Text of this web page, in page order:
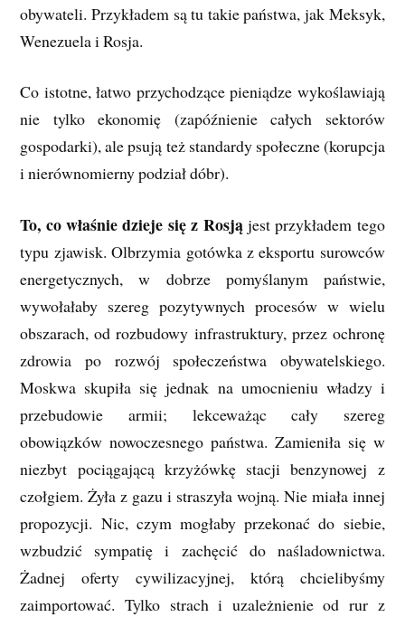
obywateli. Przykładem są tu takie państwa, jak Meksyk,
Wenezuela i Rosja.
Co istotne, łatwo przychodzące pieniądze wykoślawiają
nie tylko ekonomię (zapóźnienie całych sektorów
gospodarki), ale psują też standardy społeczne (korupcja
i nierównomierny podział dóbr).
To, co właśnie dzieje się z Rosjąjest przykładem tego
typu zjawisk. Olbrzymia gotówka z eksportu surowców
energetycznych, w dobrze pomyślanym państwie,
wywołałaby szereg pozytywnych procesów w wielu
obszarach, od rozbudowy infrastruktury, przez ochronę
zdrowia po rozwój społeczeństwa obywatelskiego.
Moskwa skupiła się jednak na umocnieniu władzy i
przebudowie armii; lekceważąc cały szereg
obowiązków nowoczesnego państwa. Zamieniła się w
niezbyt pociągającą krzyżówkę stacji benzynowej z
czołgiem. Żyła z gazu i straszyła wojną. Nie miała innej
propozycji. Nic, czym mogłaby przekonać do siebie,
wzbudzić sympatię i zachęcić do naśladownictwa.
Żadnej oferty cywilizacyjnej, którą chcielibyśmy
zaimportować. Tylko strach i uzależnienie od rur z